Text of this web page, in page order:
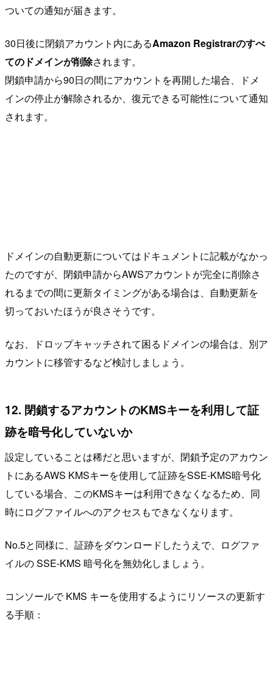
ついての通知が届きます。
30日後に閉鎖アカウント内にあるAmazon Registrarのすべ
てのドメインが削除されます。
閉鎖申請から90日の間にアカウントを再開した場合、ドメ
インの停止が解除されるか、復元できる可能性について通知
されます。
ドメインの自動更新についてはドキュメントに記載がなかっ
たのですが、閉鎖申請からAWSアカウントが完全に削除さ
れるまでの間に更新タイミングがある場合は、自動更新を
切っておいたほうが良さそうです。
なお、ドロップキャッチされて困るドメインの場合は、別ア
カウントに移管するなど検討しましょう。
12. 閉鎖するアカウントのKMSキーを利用して証
跡を暗号化していないか
設定していることは稀だと思いますが、閉鎖予定のアカウン
トにあるAWS KMSキーを使用して証跡をSSE-KMS暗号化
している場合、このKMSキーは利用できなくなるため、同
時にログファイルへのアクセスもできなくなります。
No.5と同様に、証跡をダウンロードしたうえで、ログファ
イルの SSE-KMS 暗号化を無効化しましょう。
コンソールで KMS キーを使用するようにリソースの更新す
る手順：